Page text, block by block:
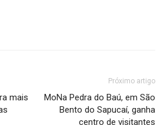
mais
Próximo artigo
MoNa Pedra do Baú, em São
Bento do Sapucaí, ganha
centro de visitantes